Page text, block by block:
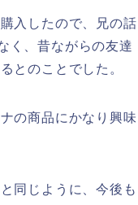
入したので、兄の話
く、昔ながらの友達
とのことでした。
の商品にかなり興味
同じように、今後も